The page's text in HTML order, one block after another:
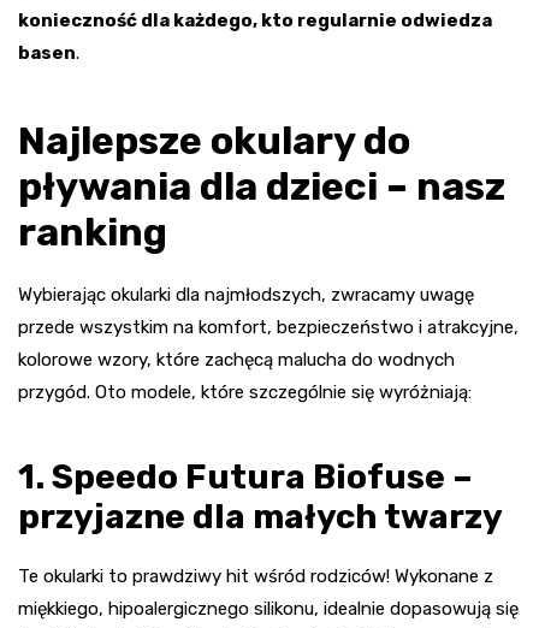
konieczność dla każdego, kto regularnie odwiedza
basen.
Najlepsze okulary do
pływania dla dzieci – nasz
ranking
Wybierając okularki dla najmłodszych, zwracamy uwagę
przede wszystkim na komfort, bezpieczeństwo i atrakcyjne,
kolorowe wzory, które zachęcą malucha do wodnych
przygód. Oto modele, które szczególnie się wyróżniają:
1. Speedo Futura Biofuse –
przyjazne dla małych twarzy
Te okularki to prawdziwy hit wśród rodziców! Wykonane z
miękkiego, hipoalergicznego silikonu, idealnie dopasowują się